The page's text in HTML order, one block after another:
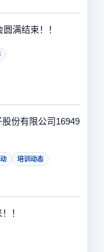
满结束！！
份有限公司16949
培训动态
！